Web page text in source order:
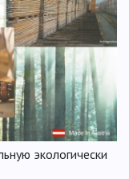
экологически